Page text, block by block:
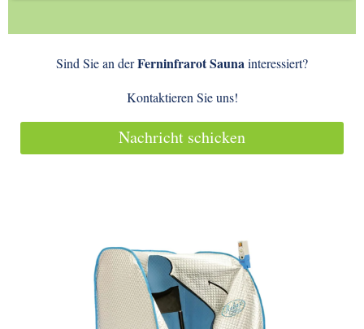
Sind Sie an derFerninfrarot Saunainteressiert?
Kontaktieren Sie uns!
Nachricht schicken